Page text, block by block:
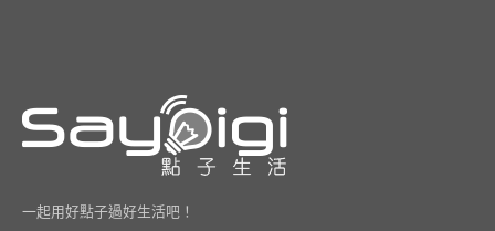
一起用好點子過好生活吧！